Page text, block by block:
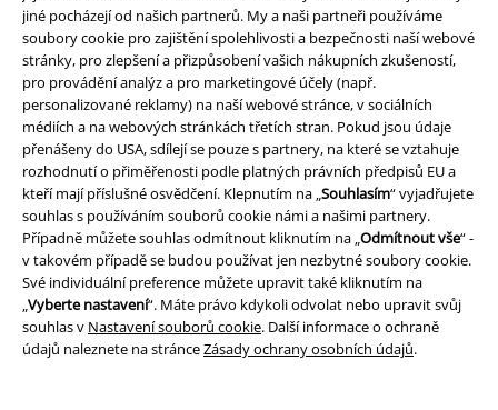
jiné pocházejí od našich partnerů. My a naši partneři používáme
soubory cookie pro zajištění spolehlivosti a bezpečnosti naší webové
stránky, pro zlepšení a přizpůsobení vašich nákupních zkušeností,
pro provádění analýz a pro marketingové účely (např.
personalizované reklamy) na naší webové stránce, v sociálních
médiích a na webových stránkách třetích stran. Pokud jsou údaje
přenášeny do USA, sdílejí se pouze s partnery, na které se vztahuje
rozhodnutí o přiměřenosti podle platných právních předpisů EU a
kteří mají příslušné osvědčení. Klepnutím na „Souhlasím“ vyjadřujete
souhlas s používáním souborů cookie námi a našimi partnery.
Případně můžete souhlas odmítnout kliknutím na „Odmítnout vše“ -
v takovém případě se budou používat jen nezbytné soubory cookie.
Své individuální preference můžete upravit také kliknutím na
„Vyberte nastavení“. Máte právo kdykoli odvolat nebo upravit svůj
souhlas v Nastavení souborů cookie. Další informace o ochraně
údajů naleznete na stránceZásady ochrany osobních údajů.
Filmy, filmové série & TV seriály: Kvalitní a originální merch pro
všechny fanoušky
Některé filmy a filmové série jsou s námi už po desetiletí a stále si drží
naši přízeň. Neustále také dorůstá nová generace fanoušků, která tyto
série objevuje.
Na EMP najdete originální merch těch nejoblíbenějších filmových sérií
jako jsouHarry Potter, Star Wars neboPán prstenů.
Originální Harry Potter merch: Trička, mikiny, kouzelné hůlky a
další doplňky pro fanoušky
Jednoznačně největší oblibě se stále těší fanmerch pro fanoušky
Harryho Pottera. série o brýlatém čaroději stále nachází nové fanoušky